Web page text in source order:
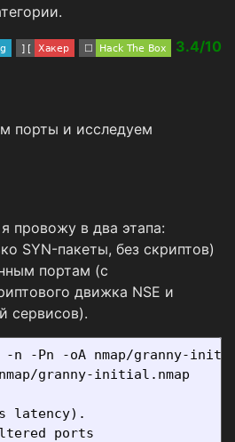
3.4/10
порты и исследуем
провожу в два этапа:
SYN-пакеты, без скриптов)
портам (с
движка NSE и
сервисов).
-n -Pn -oA nmap/granny-
granny-initial.nmap
latency).
ports